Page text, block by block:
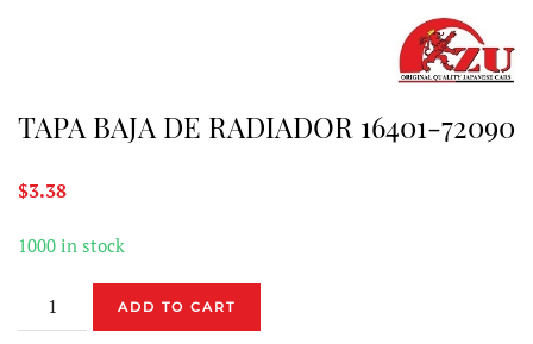
TAPA BAJA DE RADIADOR 16401-72090
$3.38
1000 in stock
TAPA
BAJA
ADD TO CART